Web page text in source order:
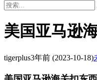
美国亚马逊
tigerplus3年前 (2023-10-18)